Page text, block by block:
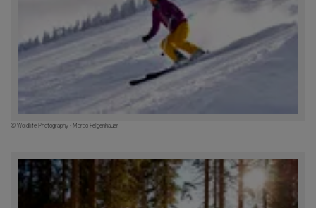
© Woidlife Photography - Marco Felgenhauer